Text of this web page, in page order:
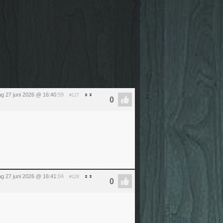
27 juni 2026 @ 16:40:59 #127
27 juni 2026 @ 16:41 :04 #128